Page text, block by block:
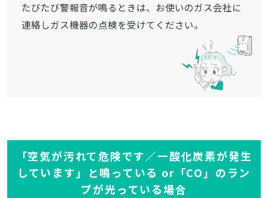
たびたび警報音が鳴るときは、お使いのガス会社に
連絡しガス機器の点検を受けてください。
「空気が汚れて危険です／一酸化炭素が発生
しています」と鳴っている or「CO」のラン
プが光っている場合